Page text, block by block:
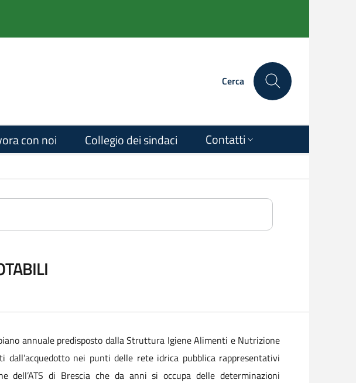
Cerca
con noi Collegio dei sindaci Contatti
annuale predisposto dalla Struttura Igiene Alimenti e Nutrizione
nei punti delle rete idrica pubblica rappresentativi
dell’ATS di Brescia che da anni si occupa delle determinazioni